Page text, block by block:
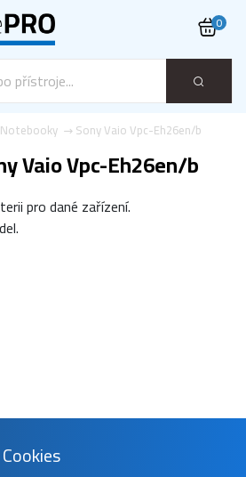
0
Sony Vaio Vpc-Eh26en/b
Notebooky
Vaio Vpc-Eh26en/b
pro dané zařízení.